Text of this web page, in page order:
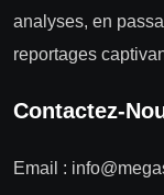
analyses, en
reportages
Contactez-
Email :